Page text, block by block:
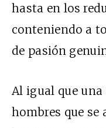
hasta en los
conteniendo a
de pasión
Al igual que
hombres que se